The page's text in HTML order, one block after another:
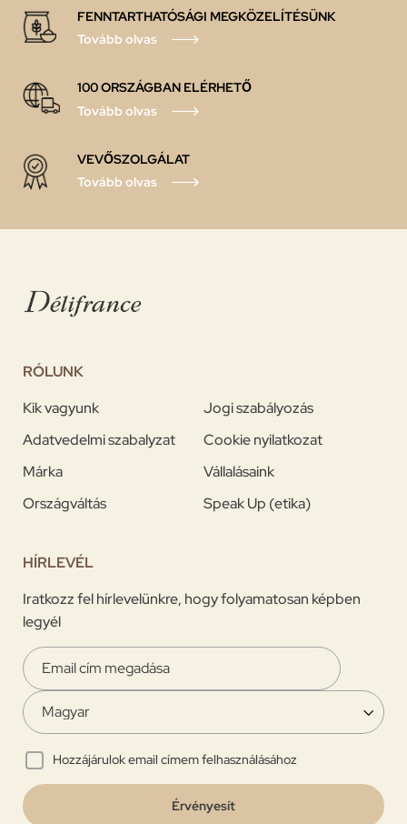
FENNTARTHATÓSÁGI MEGKÖZELÍTÉSÜNK
Tovább olvas
100 ORSZÁGBAN ELÉRHETŐ
Tovább olvas
VEVŐSZOLGÁLAT
Tovább olvas
RÓLUNK
Kik vagyunk
Jogi szabályozás
Adatvedelmi szabalyzat
Cookie nyilatkozat
Márka
Vállalásaink
Országváltás
Speak Up (etika)
HÍRLEVÉL
Iratkozz fel hírlevelünkre, hogy folyamatosan képben
legyél
Hozzájárulok email címem felhasználásához
Érvényesít